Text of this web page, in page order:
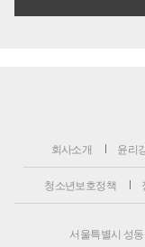
회사소개 윤리
청소년보호정책
서울특별시 성